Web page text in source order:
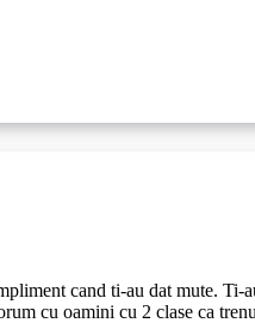
cand ti-au dat mute.
cu oamini cu 2 clase ca